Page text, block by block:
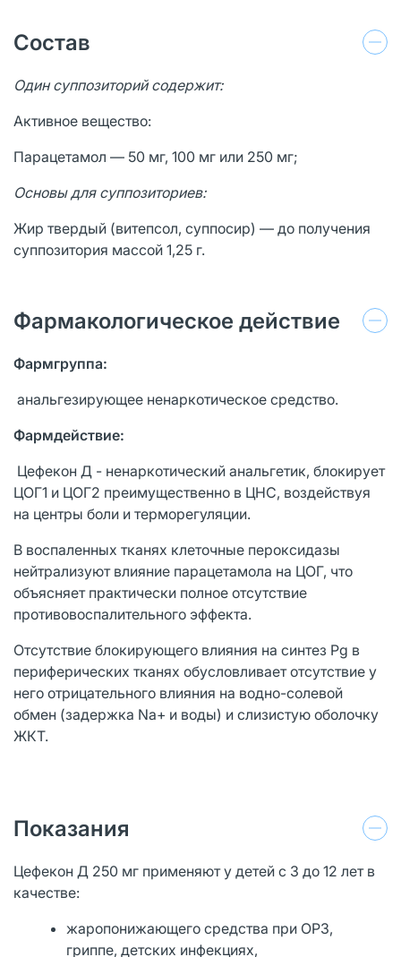
Состав
Один суппозиторий содержит:
Активное вещество:
Парацетамол — 50 мг, 100 мг или 250 мг;
Основы для суппозиториев:
Жир твердый (витепсол, суппосир) — до получения
суппозитория массой 1,25 г.
Фармакологическое действие
Фармгруппа:
анальгезирующее ненаркотическое средство.
Фармдействие:
Цефекон Д - ненаркотический анальгетик, блокирует
ЦОГ1 и ЦОГ2 преимущественно в ЦНС, воздействуя
на центры боли и терморегуляции.
В воспаленных тканях клеточные пероксидазы
нейтрализуют влияние парацетамола на ЦОГ, что
объясняет практически полное отсутствие
противовоспалительного эффекта.
Отсутствие блокирующего влияния на синтез Pg в
периферических тканях обусловливает отсутствие у
него отрицательного влияния на водно-солевой
обмен (задержка Na+ и воды) и слизистую оболочку
ЖКТ.
Показания
Цефекон Д 250 мг применяют у детей с 3 до 12 лет в
качестве:
жаропонижающего средства при ОРЗ,
гриппе, детских инфекциях,